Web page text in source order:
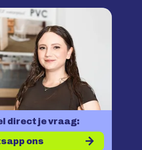
direct je vraag:
ons